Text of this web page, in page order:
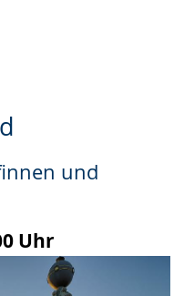
und
Uhr